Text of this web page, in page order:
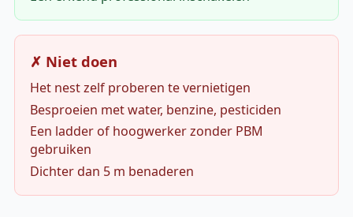
✗ Niet doen
Het nest zelf proberen te vernietigen
Besproeien met water, benzine, pesticiden
Een ladder of hoogwerker zonder PBM
gebruiken
Dichter dan 5 m benaderen